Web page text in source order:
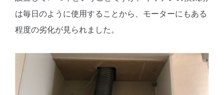
は毎日のように使用することから、モーターにもある
程度の劣化が見られました。